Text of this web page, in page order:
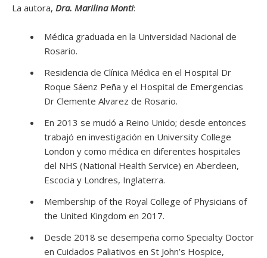
La autora, Dra. Marilina Monti:
Médica graduada en la Universidad Nacional de
Rosario.
Residencia de Clínica Médica en el Hospital Dr
Roque Sáenz Peña y el Hospital de Emergencias
Dr Clemente Alvarez de Rosario.
En 2013 se mudó a Reino Unido; desde entonces
trabajó en investigación en University College
London y como médica en diferentes hospitales
del NHS (National Health Service) en Aberdeen,
Escocia y Londres, Inglaterra.
Membership of the Royal College of Physicians of
the United Kingdom en 2017.
Desde 2018 se desempeña como Specialty Doctor
en Cuidados Paliativos en St John’s Hospice,